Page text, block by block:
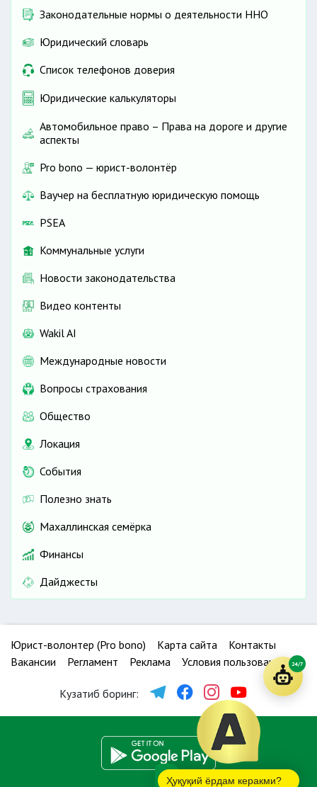
Законодательные нормы о деятельности ННО
Юридический словарь
Список телефонов доверия
Юридические калькуляторы
Автомобильное право – Права на дороге и другие
аспекты
Pro bono — юрист-волонтёр
Ваучер на бесплатную юридическую помощь
PSEA
Коммунальные услуги
Новости законодательства
Видео контенты
Wakil AI
Международные новости
Вопросы страхования
Общество
Локация
События
Полезно знать
Махаллинская семёрка
Финансы
Дайджесты
Юрист-волонтер (Pro bono) Карта сайта
Контакты
Вакансии
Регламент Реклама Условия пользования
Кузатиб боринг:
Ҳуқуқий ёрдам керакми?
24/7